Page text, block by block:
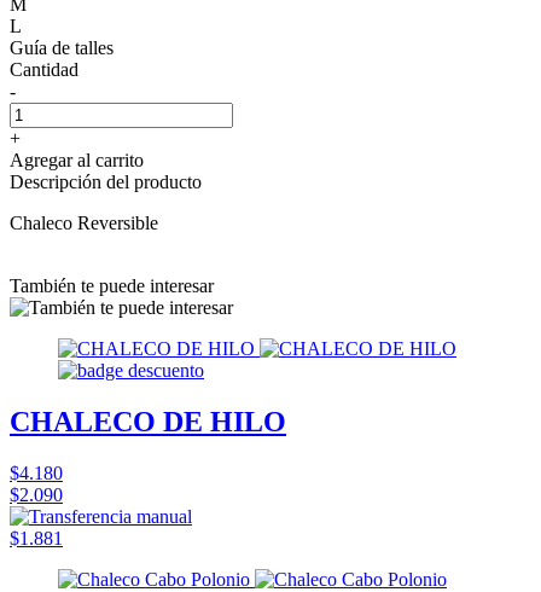
L
Guía de talles
Cantidad
-
+
Agregar al carrito
Descripción del producto
Chaleco Reversible
También te puede interesar
CHALECO DE HILO
$4.180
$2.090
$1.881